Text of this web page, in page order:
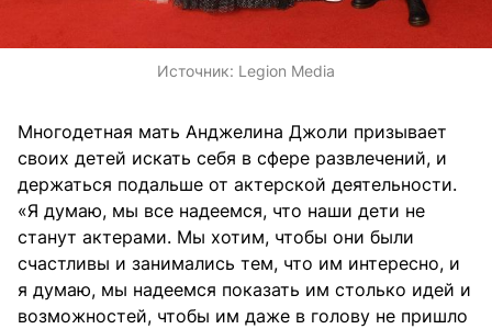
Источник: Legion Media
Многодетная мать Анджелина Джоли призывает
своих детей искать себя в сфере развлечений, и
держаться подальше от актерской деятельности.
«Я думаю, мы все надеемся, что наши дети не
станут актерами. Мы хотим, чтобы они были
счастливы и занимались тем, что им интересно, и
я думаю, мы надеемся показать им столько идей и
возможностей, чтобы им даже в голову не пришло